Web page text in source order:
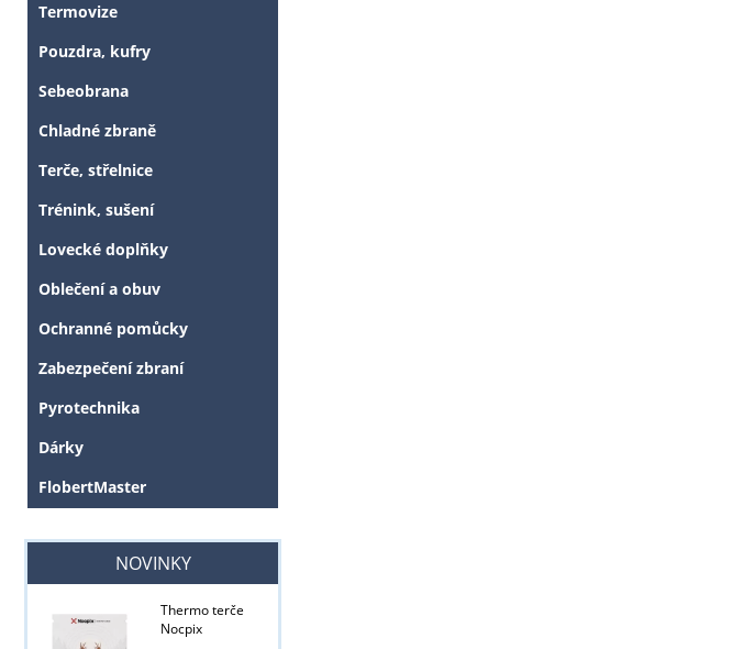
Termovize
Pouzdra, kufry
Sebeobrana
Chladné zbraně
Terče, střelnice
Trénink, sušení
Lovecké doplňky
Oblečení a obuv
Ochranné pomůcky
Zabezpečení zbraní
Pyrotechnika
Dárky
FlobertMaster
NOVINKY
Thermo terče
Nocpix